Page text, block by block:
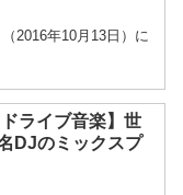
2016年10月13日）に
ライブ音楽】世
DJのミックスプ